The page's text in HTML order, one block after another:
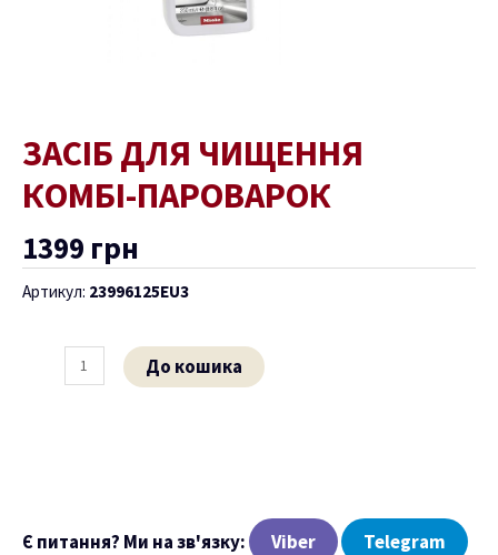
ЗАСІБ ДЛЯ ЧИЩЕННЯ
КОМБІ-ПАРОВАРОК
1399 грн
Артикул: 23996125EU3
До кошика
Є питання? Ми на зв'язку: Viber Telegram